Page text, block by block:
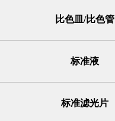
比色皿/比色管
标准液
标准滤光片